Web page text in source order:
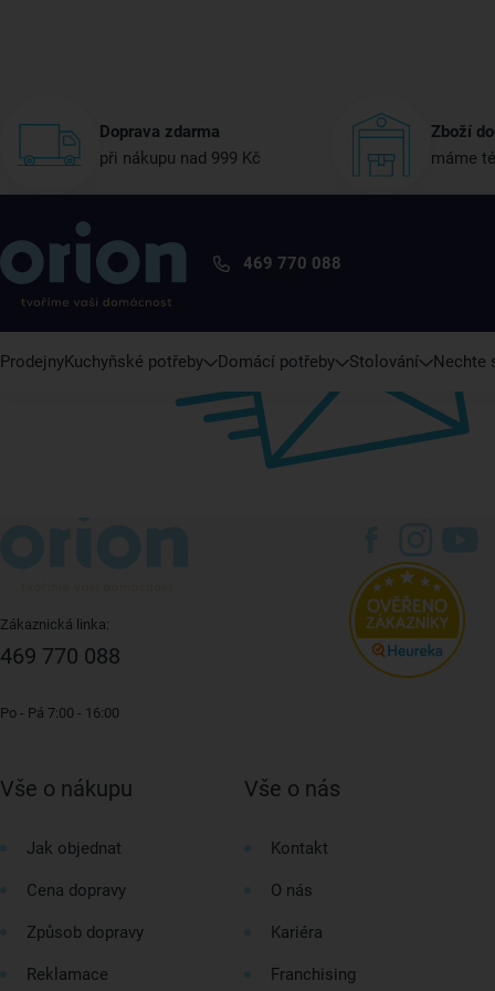
Doprava zdarma
při nákupu nad 999 Kč
Zboží
máme
469 770 088
ProdejnyKuchyňské potřeby Domácí potřeby Stolování Nechte
Zákaznická linka:
469 770 088
Po - Pá 7:00 - 16:00
Vše o nákupu
Jak objednat
Cena dopravy
Způsob dopravy
Reklamace
Vše o nás
Kontakt
O nás
Kariéra
Franchising